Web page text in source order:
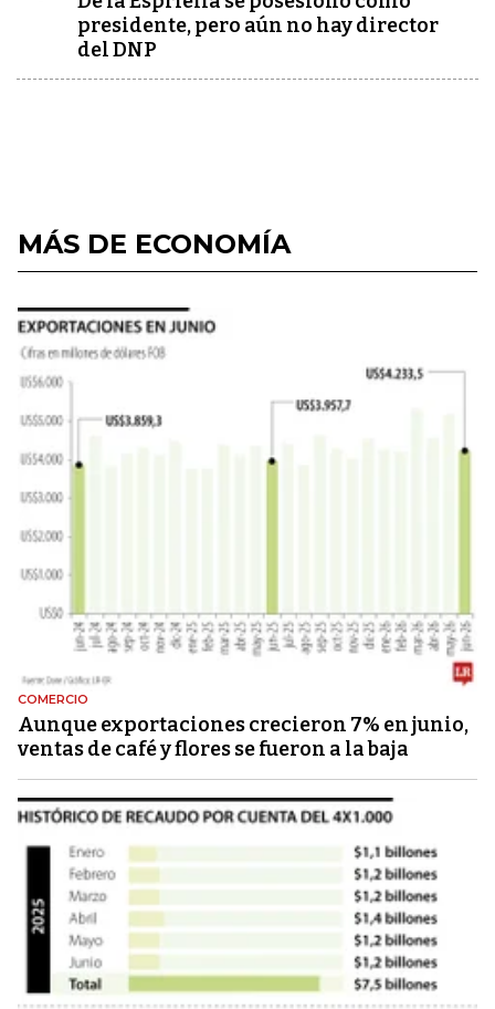
presidente, pero aún no hay director
del DNP
MÁS DE ECONOMÍA
COMERCIO
Aunque exportaciones crecieron 7% en junio,
ventas de café y flores se fueron a la baja